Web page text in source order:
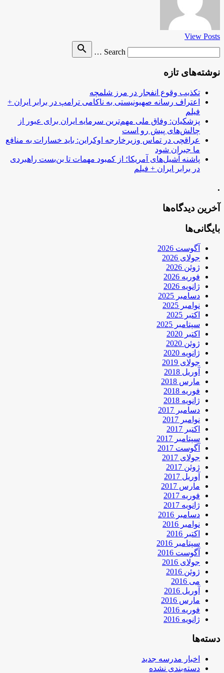
View Posts
Search …
search
نوشته‌های تازه
تکذیب وقوع انفجار در مرز شلمچه
اعتراف رسانه صهیونیستی به ناکامی ترامپ در برابر ایران +
فیلم
پزشکیان: وفاق ملی مهم‌ترین سرمایه ایران برای عبور از
چالش‌های پیش رو است
عراقچی در تماس وزیرخارجه اوکراین: باید خسارات به منافع
ما جبران شود
پاشنه آشیل‌های آمریکا؛ از کمبود مهمات تا بن‌بست راهبردی
در برابر ایران + فیلم
.
آخرین دیدگاه‌ها
بایگانی‌ها
آگوست 2026
جولای 2026
ژوئن 2026
فوریه 2026
ژانویه 2026
دسامبر 2025
نوامبر 2025
اکتبر 2025
سپتامبر 2025
اکتبر 2020
ژوئن 2020
ژانویه 2020
جولای 2019
آوریل 2018
مارس 2018
فوریه 2018
ژانویه 2018
دسامبر 2017
نوامبر 2017
اکتبر 2017
سپتامبر 2017
آگوست 2017
جولای 2017
ژوئن 2017
آوریل 2017
مارس 2017
فوریه 2017
ژانویه 2017
دسامبر 2016
نوامبر 2016
اکتبر 2016
سپتامبر 2016
آگوست 2016
جولای 2016
ژوئن 2016
می 2016
آوریل 2016
مارس 2016
فوریه 2016
ژانویه 2016
دسته‌ها
اخبار مدرسه جدید
دسته‌بندی نشده